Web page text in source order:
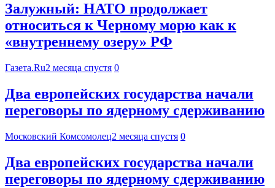
Залужный: НАТО продолжает
относиться к Черному морю как к
«внутреннему озеру» РФ
Газета.Ru2 месяца спустя 0
Два европейских государства начали
переговоры по ядерному сдерживанию
Московский Комсомолец2 месяца спустя 0
Два европейских государства начали
переговоры по ядерному сдерживанию